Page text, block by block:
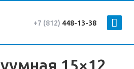
+7 (812) 448-13-38
15×12